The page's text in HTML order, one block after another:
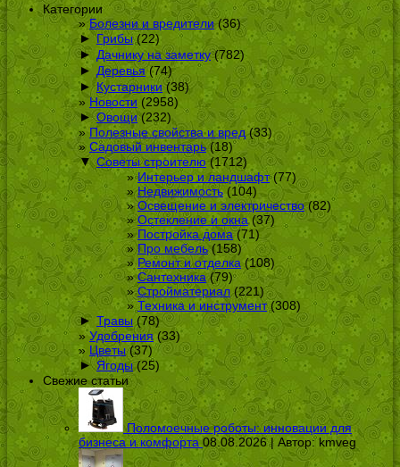
Категории
Болезни и вредители(36)
► Грибы(22)
► Дачнику на заметку(782)
► Деревья(74)
► Кустарники(38)
Новости (2958)
► Овощи(232)
Полезные свойства и вред(33)
Садовый инвентарь(18)
▼ Советы строителю(1712)
Интерьер и ландшафт(77)
Недвижимость(104)
Освещение и электричество(82)
Остекление и окна(37)
Постройка дома(71)
Про мебель(158)
Ремонт и отделка (108)
Сантехника(79)
Стройматериал(221)
Техника и инструмент(308)
► Травы (78)
Удобрения(33)
Цветы(37)
► Ягоды(25)
Свежие статьи
Поломоечные роботы: инновации для
бизнеса и комфорта 08.08.2026 | Автор:kmveg